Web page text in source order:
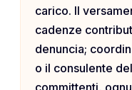
carico. Il
cadenze
denuncia;
o il consulente